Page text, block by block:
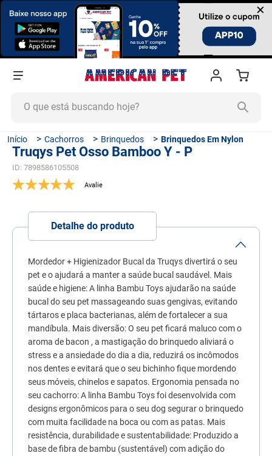
×
Cachorros Brinquedos Brinquedos Em Nylon
Truqys Pet Osso Bamboo Y - P
ID: 7898586105508
Detalhe do produto
Mordedor + Higienizador Bucal da Truqys divertirá o seu
pet e o ajudará a manter a saúde bucal saudável. Mais
saúde e higiene: A linha Bambu Toys ajudarão na saúde
bucal do seu pet massageando suas gengivas, evitando
tártaros e placa bacterianas, além de fortalecer a sua
mandíbula. Mais diversão: O seu pet ficará maluco com o
aroma de bacon , a mastigação do brinquedo aliviará o
stress e a ansiedade do dia a dia, reduzirá os incômodos
nos dentes e evitará que o seu bichinho fique mordendo
seus móveis, chinelos e sapatos. Ergonomia pensada no
seu cachorro: A linha Bambu Toys foi desenvolvida com
designs ergonômicos para o seu dog segurar o brinquedo
com muita facilidade na boca ou com as patas. Mais
resistência, durabilidade e sustentabilidade: Produzido a
base de fibra de bambu (sustentável) com adição do
TERMOS MAIS BUSCADOS
1º
ração cachorro
areia
5º
ração
6º
ração úmida
7º
fórmula natural
8º
quatree
ração premier
10º sachê gato